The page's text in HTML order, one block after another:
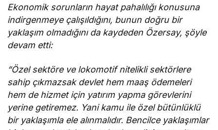
Ekonomik sorunların hayat pahalılığı konusuna
indirgenmeye çalışıldığını, bunun doğru bir
yaklaşım olmadığını da kaydeden Özersay, şöyle
devam etti:
“Özel sektöre ve lokomotif nitelikli sektörlere
sahip çıkmazsak devlet hem maaş ödemeleri
hem de hizmet için yatırım yapma görevlerini
yerine getiremez. Yani kamu ile özel bütünlüklü
bir yaklaşımla ele alınmalıdır. Bencilce yaklaşımlar